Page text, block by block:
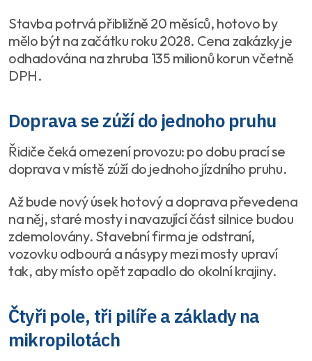
Stavba potrvá přibližně 20 měsíců, hotovo by
mělo být na začátku roku 2028. Cena zakázky je
odhadována na zhruba 135 milionů korun včetně
DPH.
Doprava se zúží do jednoho pruhu
Řidiče čeká omezení provozu: po dobu prací se
doprava v místě zúží do jednoho jízdního pruhu.
Až bude nový úsek hotový a doprava převedena
na něj, staré mosty i navazující část silnice budou
zdemolovány. Stavební firma je odstraní,
vozovku odbourá a násypy mezi mosty upraví
tak, aby místo opět zapadlo do okolní krajiny.
Čtyři pole, tři pilíře a základy na
mikropilotách